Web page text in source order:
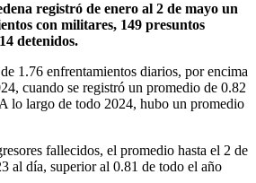
registró de enero al 2 de mayo un
con militares, 149 presuntos
detenidos.
1.76 enfrentamientos diarios, por encima
cuando se registró un promedio de 0.82
lo largo de todo 2024, hubo un promedio
fallecidos, el promedio hasta el 2 de
al día, superior al 0.81 de todo el año